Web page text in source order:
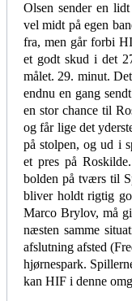
Olsen sender en
vel midt på egen
fra, men går forbi
et godt skud i det
målet. 29. minut.
endnu en gang
en stor chance til
og får lige det
på stolpen, og ud i
et pres på
bolden på tværs til
bliver holdt rigtig
Marco Brylov, må
næsten samme
afslutning afsted
hjørnespark.
kan HIF i denne